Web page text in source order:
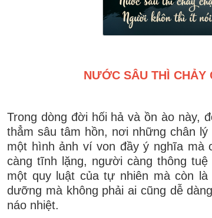
NƯỚC SÂU THÌ
Trong dòng đời hối hả và ồn ào này,
thẳm sâu tâm hồn, nơi những chân
một hình ảnh ví von đầy ý nghĩa mà
càng tĩnh lặng, người càng thông
một quy luật của tự nhiên mà còn
dưỡng mà không phải ai cũng dễ
náo nhiệt.